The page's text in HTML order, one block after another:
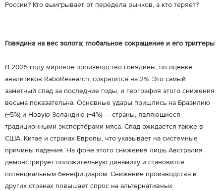
России? Кто выигрывает от передела рынков, а кто теряет?
Говядина на вес золота: глобальное сокращение и его триггеры
В 2025 году мировое производство говядины, по оценке
аналитиков RaboResearch, сократится на 2%. Это самый
заметный спад за последние годы, и география этого снижения
весьма показательна. Основные удары пришлись на Бразилию
(−5%) и Новую Зеландию (−4%) — страны, являющиеся
традиционными экспортёрами мяса. Спад ожидается также в
США, Китае и странах Европы, что указывает на системные
причины падения. На фоне этого снижения лишь Австралия
демонстрирует положительную динамику и становится
потенциальным бенефициаром. Снижение производства в
других странах повышает спрос на альтернативных